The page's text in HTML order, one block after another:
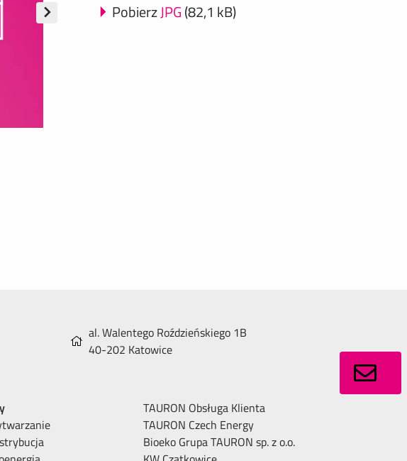
PobierzJPG(82,1 kB)
al. Walentego Roździeńskiego 1B
40-202 Katowice
TAURON Obsługa Klienta
TAURON Czech Energy
Bioeko Grupa TAURON sp. z o.o.